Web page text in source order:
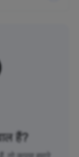
हैं?